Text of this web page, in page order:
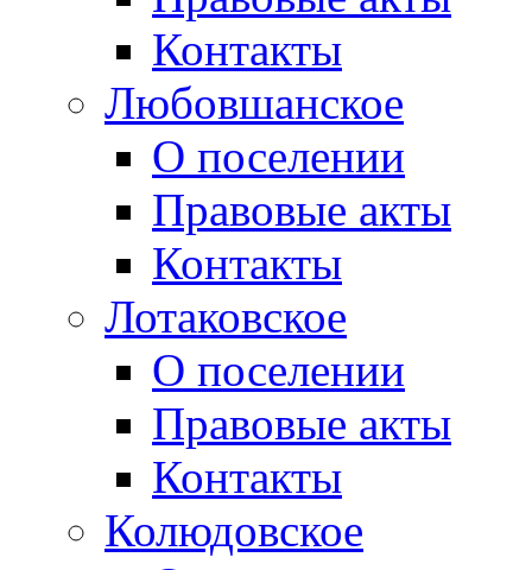
Контакты
Любовшанское
О поселении
Правовые акты
Контакты
Лотаковское
О поселении
Правовые акты
Контакты
Колюдовское